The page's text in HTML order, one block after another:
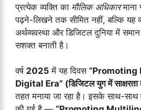
प्रत्येक व्यक्ति का मौलिक अधिकारमाना
पढ़ने-लिखने तक सीमित नहीं, बल्कि यह
अर्थव्यवस्था और डिजिटल दुनिया में समान
सशक्त बनाती है।
वर्ष 2025 में यह दिवस
Digital Era” (डिजिटल युग में साक्षरता
तहत मनाया जा रहा है। इसके साथ-साथ